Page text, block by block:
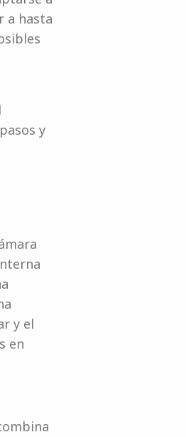
a hasta
y
y el
en